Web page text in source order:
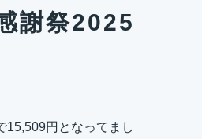
謝祭2025
15,509円となってまし